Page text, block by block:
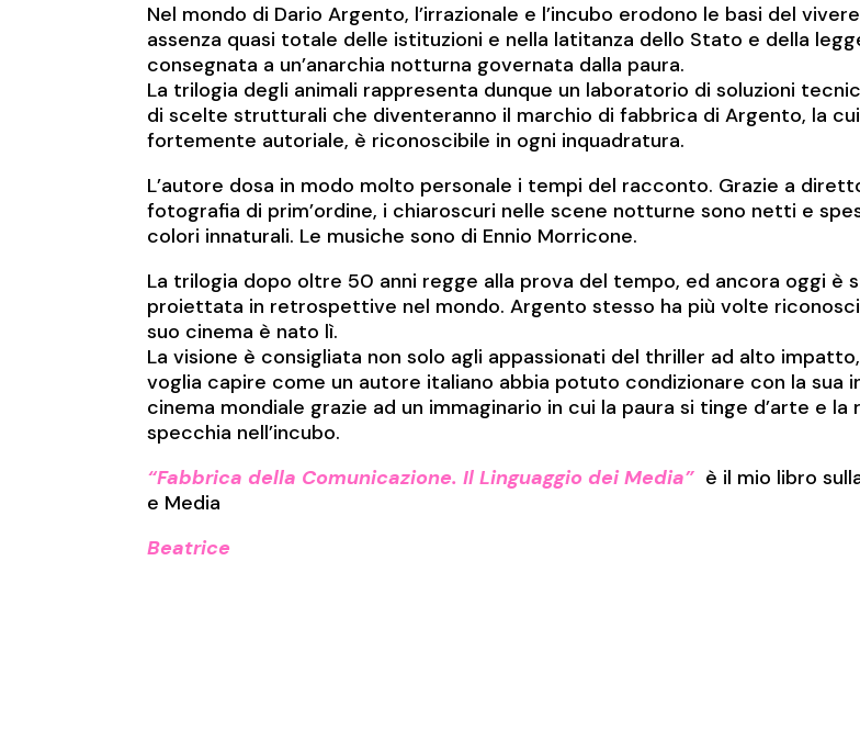
Nel mondo di Dario Argento, l’irrazionale e l’incubo erodono le basi del
assenza quasi totale delle istituzioni e nella latitanza dello Stato e della
consegnata a un’anarchia notturna governata dalla paura.
La trilogia degli animali rappresenta dunque un laboratorio di soluzioni
di scelte strutturali che diventeranno il marchio di fabbrica di Argento, la
fortemente autoriale, è riconoscibile in ogni inquadratura.
L’autore dosa in modo molto personale i tempi del racconto. Grazie a
fotografia di prim’ordine, i chiaroscuri nelle scene notturne sono netti e
colori innaturali. Le musiche sono di Ennio Morricone.
La trilogia dopo oltre 50 anni regge alla prova del tempo, ed ancora oggi è
proiettata in retrospettive nel mondo. Argento stesso ha più volte
suo cinema è nato lì.
La visione è consigliata non solo agli appassionati del thriller ad alto
voglia capire come un autore italiano abbia potuto condizionare con la sua
cinema mondiale grazie ad un immaginario in cui la paura si tinge d’arte e la
specchia nell’incubo.
“Fabbrica della Comunicazione. Il Linguaggio dei Media” è il mio libro
e Media
Beatrice